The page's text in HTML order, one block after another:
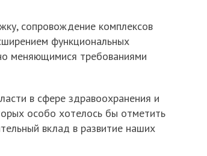
сопровождение комплексов
функциональных
меняющимися требованиями
в сфере здравоохранения и
особо хотелось бы отметить
вклад в развитие наших